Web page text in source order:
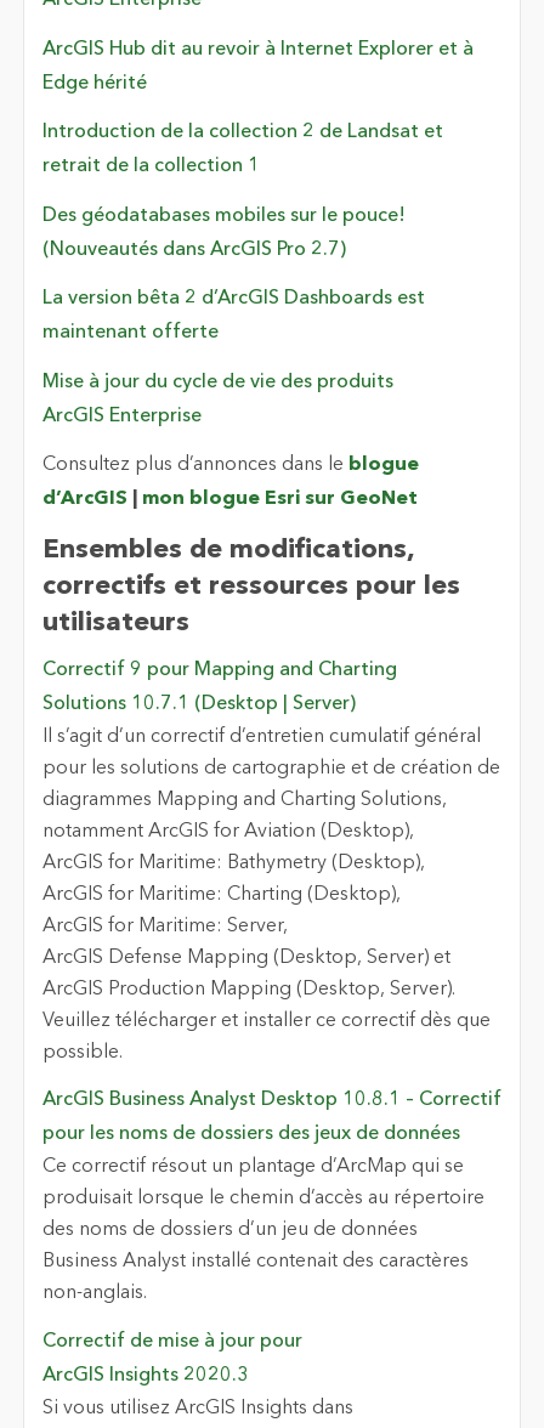
ArcGIS Hub dit au revoir à Internet Explorer et à
Edge hérité
Introduction de la collection 2 de Landsat et
retrait de la collection 1
Des géodatabases mobiles sur le pouce!
(Nouveautés dans ArcGIS Pro 2.7)
La version bêta 2 d’ArcGIS Dashboards est
maintenant offerte
Mise à jour du cycle de vie des produits
ArcGIS Enterprise
Consultez plus d’annonces dans le blogue
d’ArcGIS
mon blogue Esri sur GeoNet
Ensembles de modifications,
correctifs et ressources pour les
utilisateurs
Correctif 9 pour Mapping and Charting
Solutions 10.7.1 (Desktop | Server)
Il s’agit d’un correctif d’entretien cumulatif général
pour les solutions de cartographie et de création de
diagrammes Mapping and Charting Solutions,
notamment ArcGIS for Aviation (Desktop),
ArcGIS for Maritime: Bathymetry (Desktop),
ArcGIS for Maritime: Charting (Desktop),
ArcGIS for Maritime: Server,
ArcGIS Defense Mapping (Desktop, Server) et
ArcGIS Production Mapping (Desktop, Server).
Veuillez télécharger et installer ce correctif dès que
possible.
ArcGIS Business Analyst Desktop 10.8.1 – Correctif
pour les noms de dossiers des jeux de données
Ce correctif résout un plantage d’ArcMap qui se
produisait lorsque le chemin d’accès au répertoire
des noms de dossiers d’un jeu de données
Business Analyst installé contenait des caractères
non-anglais.
Correctif de mise à jour pour
ArcGIS Insights 2020.3
Si vous utilisez ArcGIS Insights dans